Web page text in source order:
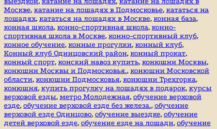
Москве, катание на лошадях в Подмосковье, кататься на
лошадях, кататься на лошадях в Москве, конная база,
конная школа, конно-спортивная школа, конно-
спортивная школа в Москве, конно-спортивный клуб,
конное обучение, конные прогулки, конный клуб,
Конный клуб Одинцовский район, конный прокат,
конный спорт, конский навоз купить, конюшни Москвы,
конюшни Москвы и Подмосковья., конюшни Московской
области, конюшни Подмосковья, конюшни Трехгорка,
конюшня, купить прогулку на лошадях в подарок, курсы
верховой езды, метро Молодежная, обучение верховой
езде, обучение верховой езде без железа., обучение
верховой езде Одинцово, обучение выездке, обучение
детей верховой езде, обучение езде на лошади, обучение